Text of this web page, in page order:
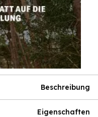
Beschreibung
Eigenschaften